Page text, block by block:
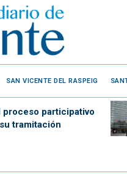
SAN VICENTE DEL RASPEIG
participativo
tramitación